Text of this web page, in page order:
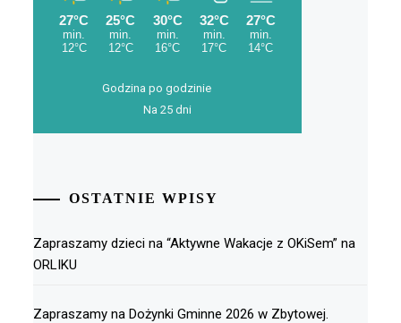
Godzina po godzinie
Na 25 dni
OSTATNIE WPISY
Zapraszamy dzieci na “Aktywne Wakacje z OKiSem” na
ORLIKU
Zapraszamy na Dożynki Gminne 2026 w Zbytowej.